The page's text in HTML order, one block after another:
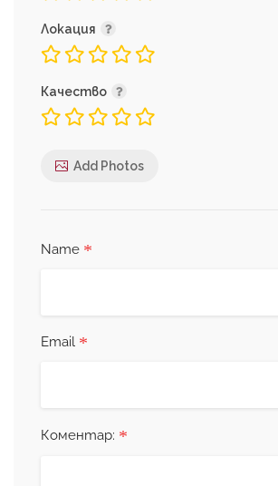
Локация
Качество
Add Photos
Name *
Email *
Коментар: *